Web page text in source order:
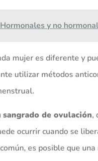
y no
mujer es diferente y
utilizar métodos
sangrado de ovulación,
ocurrir cuando se
es posible que